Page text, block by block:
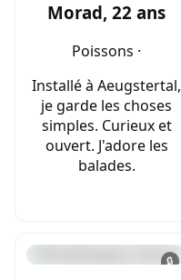
Morad, 22 ans
Poissons ·
Installé à Aeugstertal,
je garde les choses
simples. Curieux et
ouvert. J'adore les
balades.
🔒